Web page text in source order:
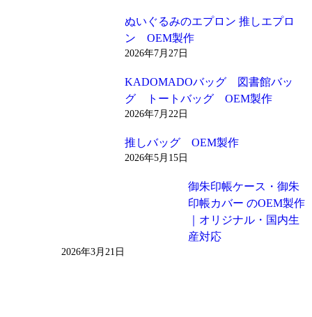
ぬいぐるみのエプロン 推しエプロ
ン OEM製作
2026年7月27日
KADOMADOバッグ 図書館バッ
グ トートバッグ OEM製作
2026年7月22日
推しバッグ OEM製作
2026年5月15日
御朱印帳ケース・御朱
印帳カバー のOEM製作
｜オリジナル・国内生
産対応
2026年3月21日